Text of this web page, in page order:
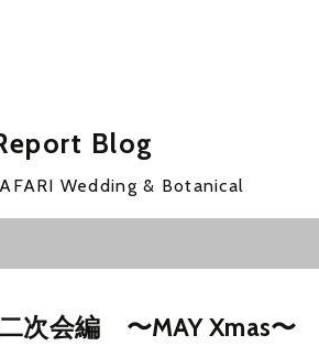
Blog
Wedding & Botanical
次会編 〜MAY Xmas〜